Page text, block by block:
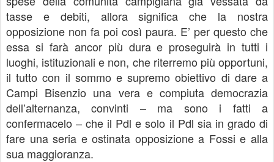
tasse e debiti, allora significa che la nostra
opposizione non fa poi così paura. E’ per questo che
essa si farà ancor più dura e proseguirà in tutti i
luoghi, istituzionali e non, che riterremo più opportuni,
il tutto con il sommo e supremo obiettivo di dare a
Campi Bisenzio una vera e compiuta democrazia
dell’alternanza, convinti – ma sono i fatti a
confermacelo – che il Pdl e solo il Pdl sia in grado di
fare una seria e ostinata opposizione a Fossi e alla
sua maggioranza.